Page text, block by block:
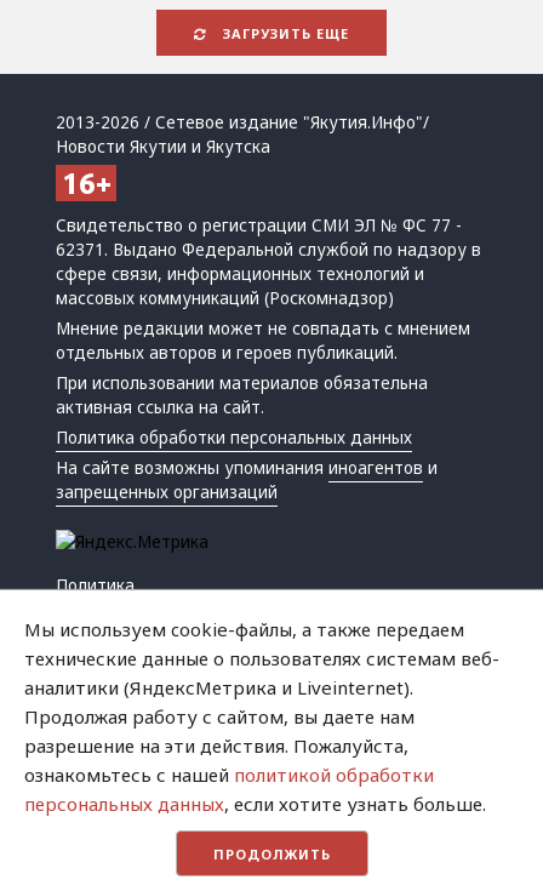
ЗАГРУЗИТЬ ЕЩЕ
2013-2026 / Сетевое издание "Якутия.Инфо"/
Новости Якутии и Якутска
Свидетельство о регистрации СМИ ЭЛ № ФС 77 -
62371. Выдано Федеральной службой по надзору в
сфере связи, информационных технологий и
массовых коммуникаций (Роскомнадзор)
Мнение редакции может не совпадать с мнением
отдельных авторов и героев публикаций.
При использовании материалов обязательна
активная ссылка на сайт.
Политика обработки персональных данных
На сайте возможны упоминанияиноагентов и
запрещенных организаций
Политика
Криминал
Успех
Хватит это терпеть
Мы используем cookie-файлы, а также передаем
технические данные о пользователях системам веб-
аналитики (ЯндексМетрика и Liveinternet).
Продолжая работу с сайтом, вы даете нам
разрешение на эти действия. Пожалуйста,
ознакомьтесь с нашей политикой обработки
персональных данных, если хотите узнать больше.
ПРОДОЛЖИТЬ